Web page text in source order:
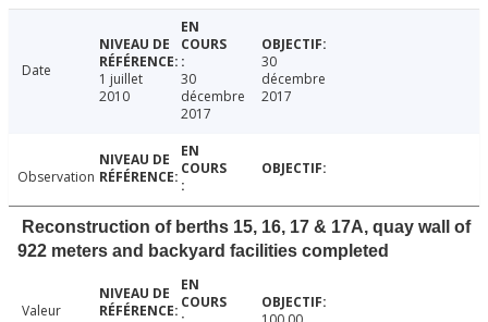
Date
1 juillet
2010
30
décembre
2017
30
décembre
2017
Observation
Reconstruction of berths 15, 16, 17 & 17A, quay wall of
922 meters and backyard facilities completed
Valeur